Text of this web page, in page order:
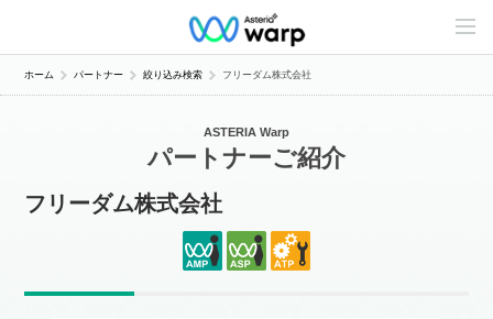
C
n
e
ホーム パートナー 絞り込み検索 フリーダム株式会社
ASTERIA Warp
パートナーご紹介
フリーダム株式会社